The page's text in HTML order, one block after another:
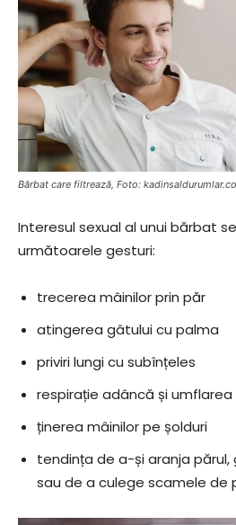
Bărbat care filtrează, Foto:
Interesul sexual al unui bărbat
următoarele gesturi:
trecerea mâinilor prin păr
atingerea gâtului cu palma
priviri lungi cu subînțeles
respirație adâncă și
ținerea mâinilor pe șolduri
tendința de a-și aranja părul,
sau de a culege scamele de